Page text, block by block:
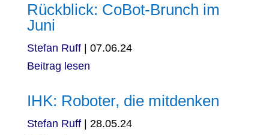
Rückblick: CoBot-Brunch im
Juni
Stefan Ruff
07.06.24
Beitrag lesen
IHK: Roboter, die mitdenken
Stefan Ruff
28.05.24